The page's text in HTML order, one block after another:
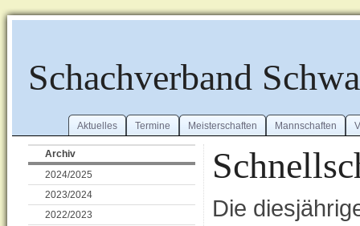
Schachverband
Aktuelles Termine Meisterschaften Mannschaften
Archiv
2024/2025
2023/2024
2022/2023
Die